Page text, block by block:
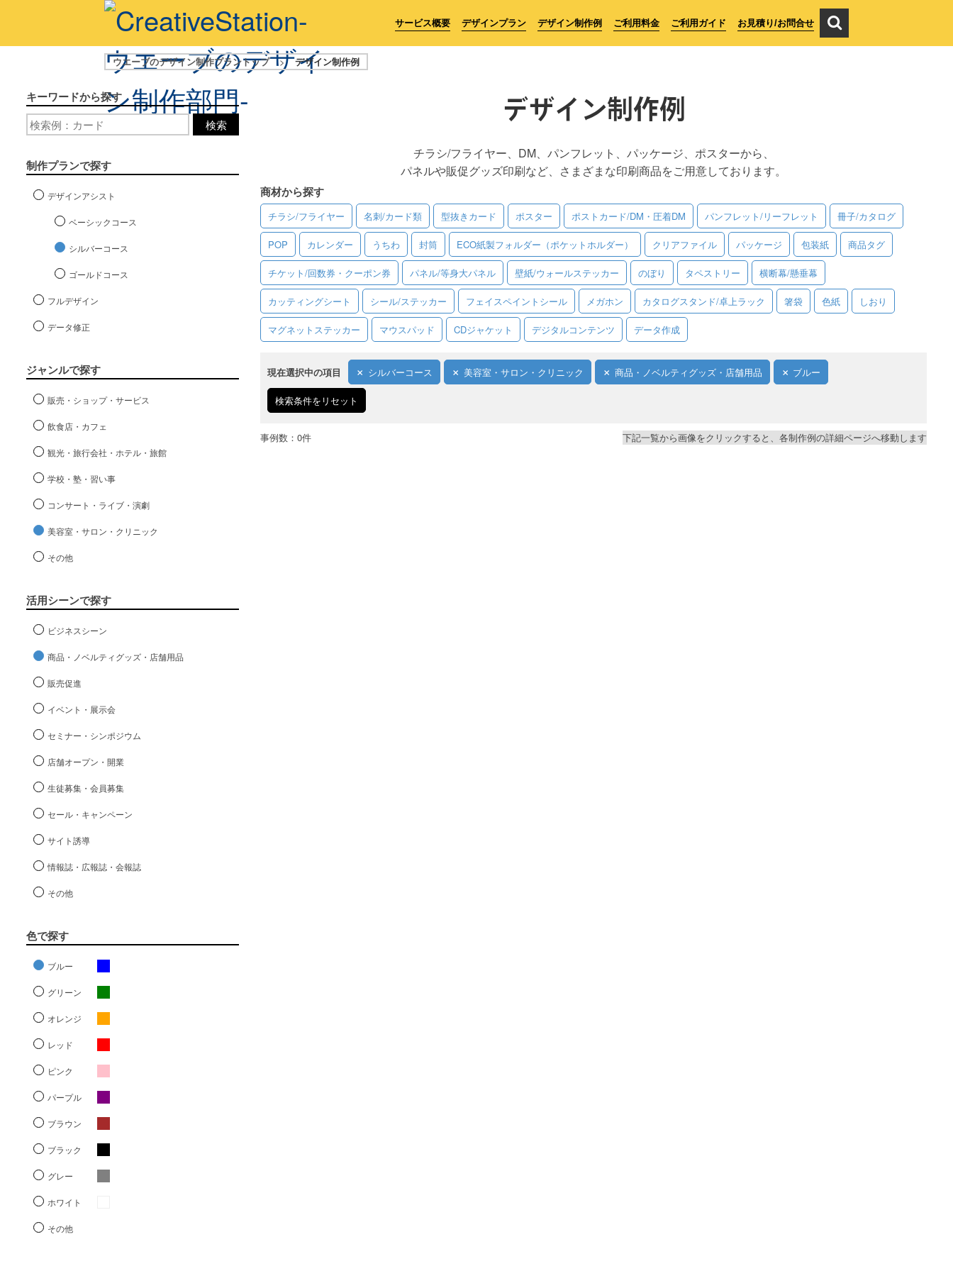
サービス概要 デザインプラン デザイン制作例 ご利用料金 ご利用ガイド お見積り/お問合せ
ウエーブのデザイン制作プラントップ > デザイン制作例
デザイン制作例
チラシ/フライヤー、DM、パンフレット、パッケージ、ポスターから、
パネルや販促グッズ印刷など、さまざまな印刷商品をご用意しております。
商材から探す
チラシ/フライヤー 名刺/カード類 型抜きカード ポスター ポストカード/DM・圧着DM パンフレット/リーフレット 冊子/カタログ
POP カレンダー うちわ 封筒 ECO紙製フォルダー（ポケットホルダー） クリアファイル パッケージ 包装紙 商品タグ
チケット/回数券・クーポン券 パネル/等身大パネル 壁紙/ウォールステッカー のぼり タペストリー 横断幕/懸垂幕
カッティングシート シール/ステッカー フェイスペイントシール メガホン カタログスタンド/卓上ラック 箸袋 色紙 しおり
マグネットステッカー マウスパッド CDジャケット デジタルコンテンツ データ作成
現在選択中の項目 シルバーコース 美容室・サロン・クリニック 商品・ノベルティグッズ・店舗用品 ブルー
検索条件をリセット
キーワードから探す
検索
制作プランで探す
デザインアシスト
ベーシックコース
シルバーコース
ゴールドコース
フルデザイン
データ修正
ジャンルで探す
販売・ショップ・サービス
飲食店・カフェ
観光・旅行会社・ホテル・旅館
学校・塾・習い事
コンサート・ライブ・演劇
美容室・サロン・クリニック
その他
活用シーンで探す
ビジネスシーン
商品・ノベルティグッズ・店舗用品
販売促進
イベント・展示会
セミナー・シンポジウム
店舗オープン・開業
生徒募集・会員募集
セール・キャンペーン
サイト誘導
情報誌・広報誌・会報誌
その他
色で探す
ブルー
グリーン
オレンジ
レッド
ピンク
パープル
ブラウン
ブラック
グレー
ホワイト
その他
事例数：0件 下記一覧から画像をクリックすると、各制作例の詳細ページへ移動します